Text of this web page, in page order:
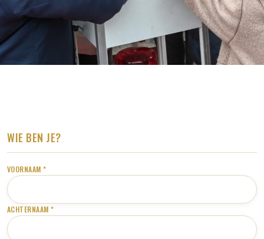
WIE BEN JE?
VOORNAAM *
ACHTERNAAM *